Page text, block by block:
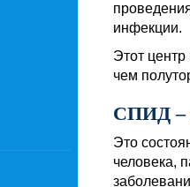
инфекции.
Этот
чем
СПИД –
Это
человека,